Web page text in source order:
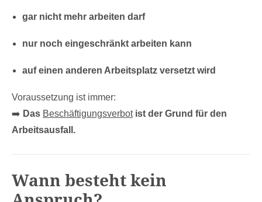
gar nicht mehr arbeiten darf
nur noch eingeschränkt arbeiten kann
auf einen anderen Arbeitsplatz versetzt wird
Voraussetzung ist immer:
➡️ Das Beschäftigungsverbotist der Grund für den
Arbeitsausfall.
Wann besteht kein